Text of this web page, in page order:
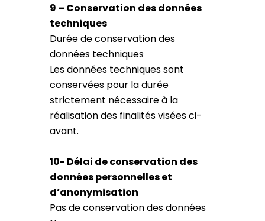
9 – Conservation des données
techniques
Durée de conservation des
données techniques
Les données techniques sont
conservées pour la durée
strictement nécessaire à la
réalisation des finalités visées ci-
avant.
10- Délai de conservation des
données personnelles et
d’anonymisation
Pas de conservation des données